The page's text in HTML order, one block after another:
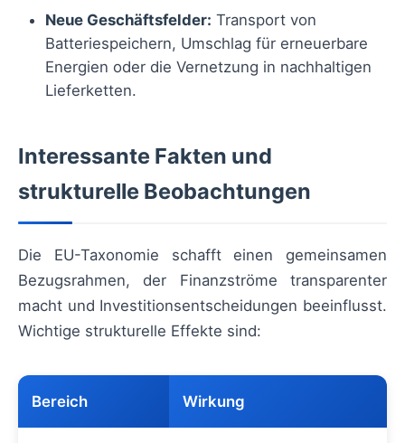
Neue Geschäftsfelder: Transport von
Batteriespeichern, Umschlag für erneuerbare
Energien oder die Vernetzung in nachhaltigen
Lieferketten.
Interessante Fakten und
strukturelle Beobachtungen
Die EU-Taxonomie schafft einen gemeinsamen
Bezugsrahmen, der Finanzströme transparenter
macht und Investitionsentscheidungen beeinflusst.
Wichtige strukturelle Effekte sind:
Bereich Wirkung